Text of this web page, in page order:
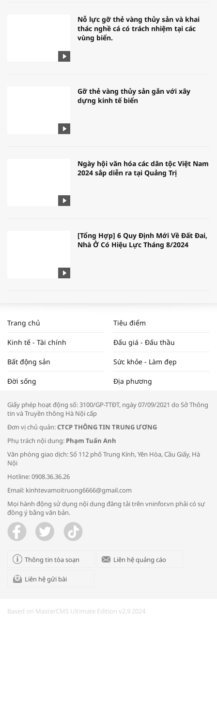
Nỗ lực gỡ thẻ vàng thủy sản và khai
thác nghề cá có trách nhiệm tại các
vùng biển.
Gỡ thẻ vàng thủy sản gắn với xây
dựng kinh tế biển
Ngày hội văn hóa các dân tộc Việt Nam
2024 sắp diễn ra tại Quảng Trị
[Tổng Hợp] 6 Quy Định Mới Về Đất Đai,
Nhà Ở Có Hiệu Lực Tháng 8/2024
NAM NĂM 2024 VÀ NĂM 2025 | NHỊP
ĐẬP THỊ TRƯỜNG #62
Tọa đàm “Xúc tiến thương mại: Khơi
Bác sĩ tư vấn cách phòng tránh bệnh
đường hô hấp trong thời tiết giao mùa
Trao yêu thương cho em
Trang chủ Tiêu điểm
Kinh tế - Tài chính Đấu giá - Đấu thầu
Bất động sản Sức khỏe - Làm đẹp
Đời sống Địa phương
Giấy phép hoạt động số: 3100/GP-TTĐT, ngày 07/09/2021 do Sở Thông
tin và Truyền thông Hà Nội cấp
Đơn vị chủ quản:CTCP THÔNG TIN TRUNG ƯƠNG
Phụ trách nội dung: Phạm Tuấn Anh
Văn phòng giao dịch: Số 112 phố Trung Kính, Yên Hòa, Cầu Giấy, Hà
Nội
Hotline: 0908.36.36.26
Email: kinhtevamoitruong6666@gmail.com
Mọi hành động sử dụng nội dung đăng tải trên vninfor.vn phải có sự
đồng ý bằng văn bản.
Thông tin tòa soạn Liên hệ quảng cáo
Liên hệ gửi bài
Based on MasterCMS Ultimate Edition v2.9 2024